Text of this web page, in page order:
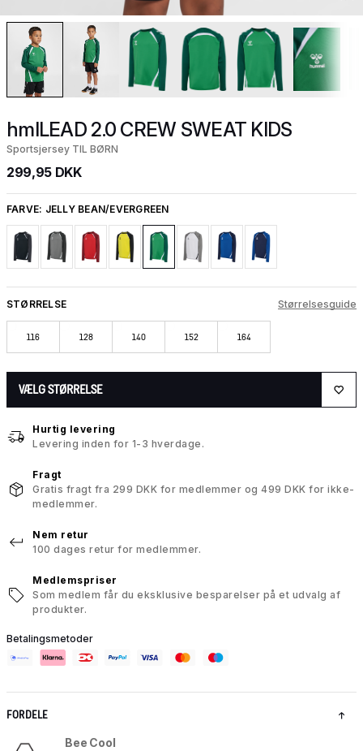
hmlLEAD 2.0 CREW SWEAT KIDS
Sportsjersey TIL BØRN
299,95 DKK
FARVE: JELLY BEAN/EVERGREEN
STØRRELSE Størrelsesguide
116 128 140 152 164
VÆLG STØRRELSE
Hurtig levering
Levering inden for 1-3 hverdage.
Fragt
Gratis fragt fra 299 DKK for medlemmer og 499 DKK for ikke-
medlemmer.
Nem retur
100 dages retur for medlemmer.
Medlemspriser
Som medlem får du eksklusive besparelser på et udvalg af
produkter.
Betalingsmetoder
FORDELE
Bee Cool